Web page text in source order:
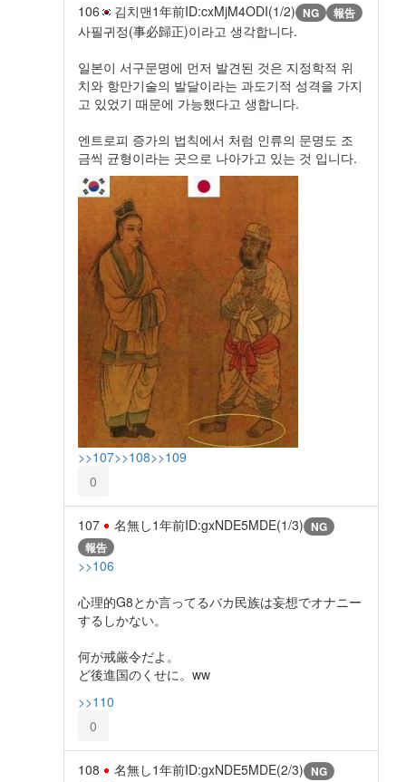
106 김치맨1年前ID:cxMjM4ODI(1/2) NG 報告
사필귀정(事必歸正)이라고 생각합니다.
일본이 서구문명에 먼저 발견된 것은 지정학적 위
치와 항만기술의 발달이라는 과도기적 성격을 가지
고 있었기 때문에 가능했다고 생합니다.
엔트로피 증가의 법칙에서 처럼 인류의 문명도 조
금씩 균형이라는 곳으로 나아가고 있는 것 입니다.
>>107>>108>>109
0
107 名無し1年前ID:gxNDE5MDE(1/3) NG
報告
>>106
心理的G8とか言ってるバカ民族は妄想でオナニー
するしかない。
何が戒厳令だよ。
ど後進国のくせに。ww
>>110
0
108 名無し1年前ID:gxNDE5MDE(2/3) NG